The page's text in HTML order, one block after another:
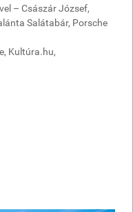
– Császár József,
Salátabár, Porsche
Kultúra.hu,